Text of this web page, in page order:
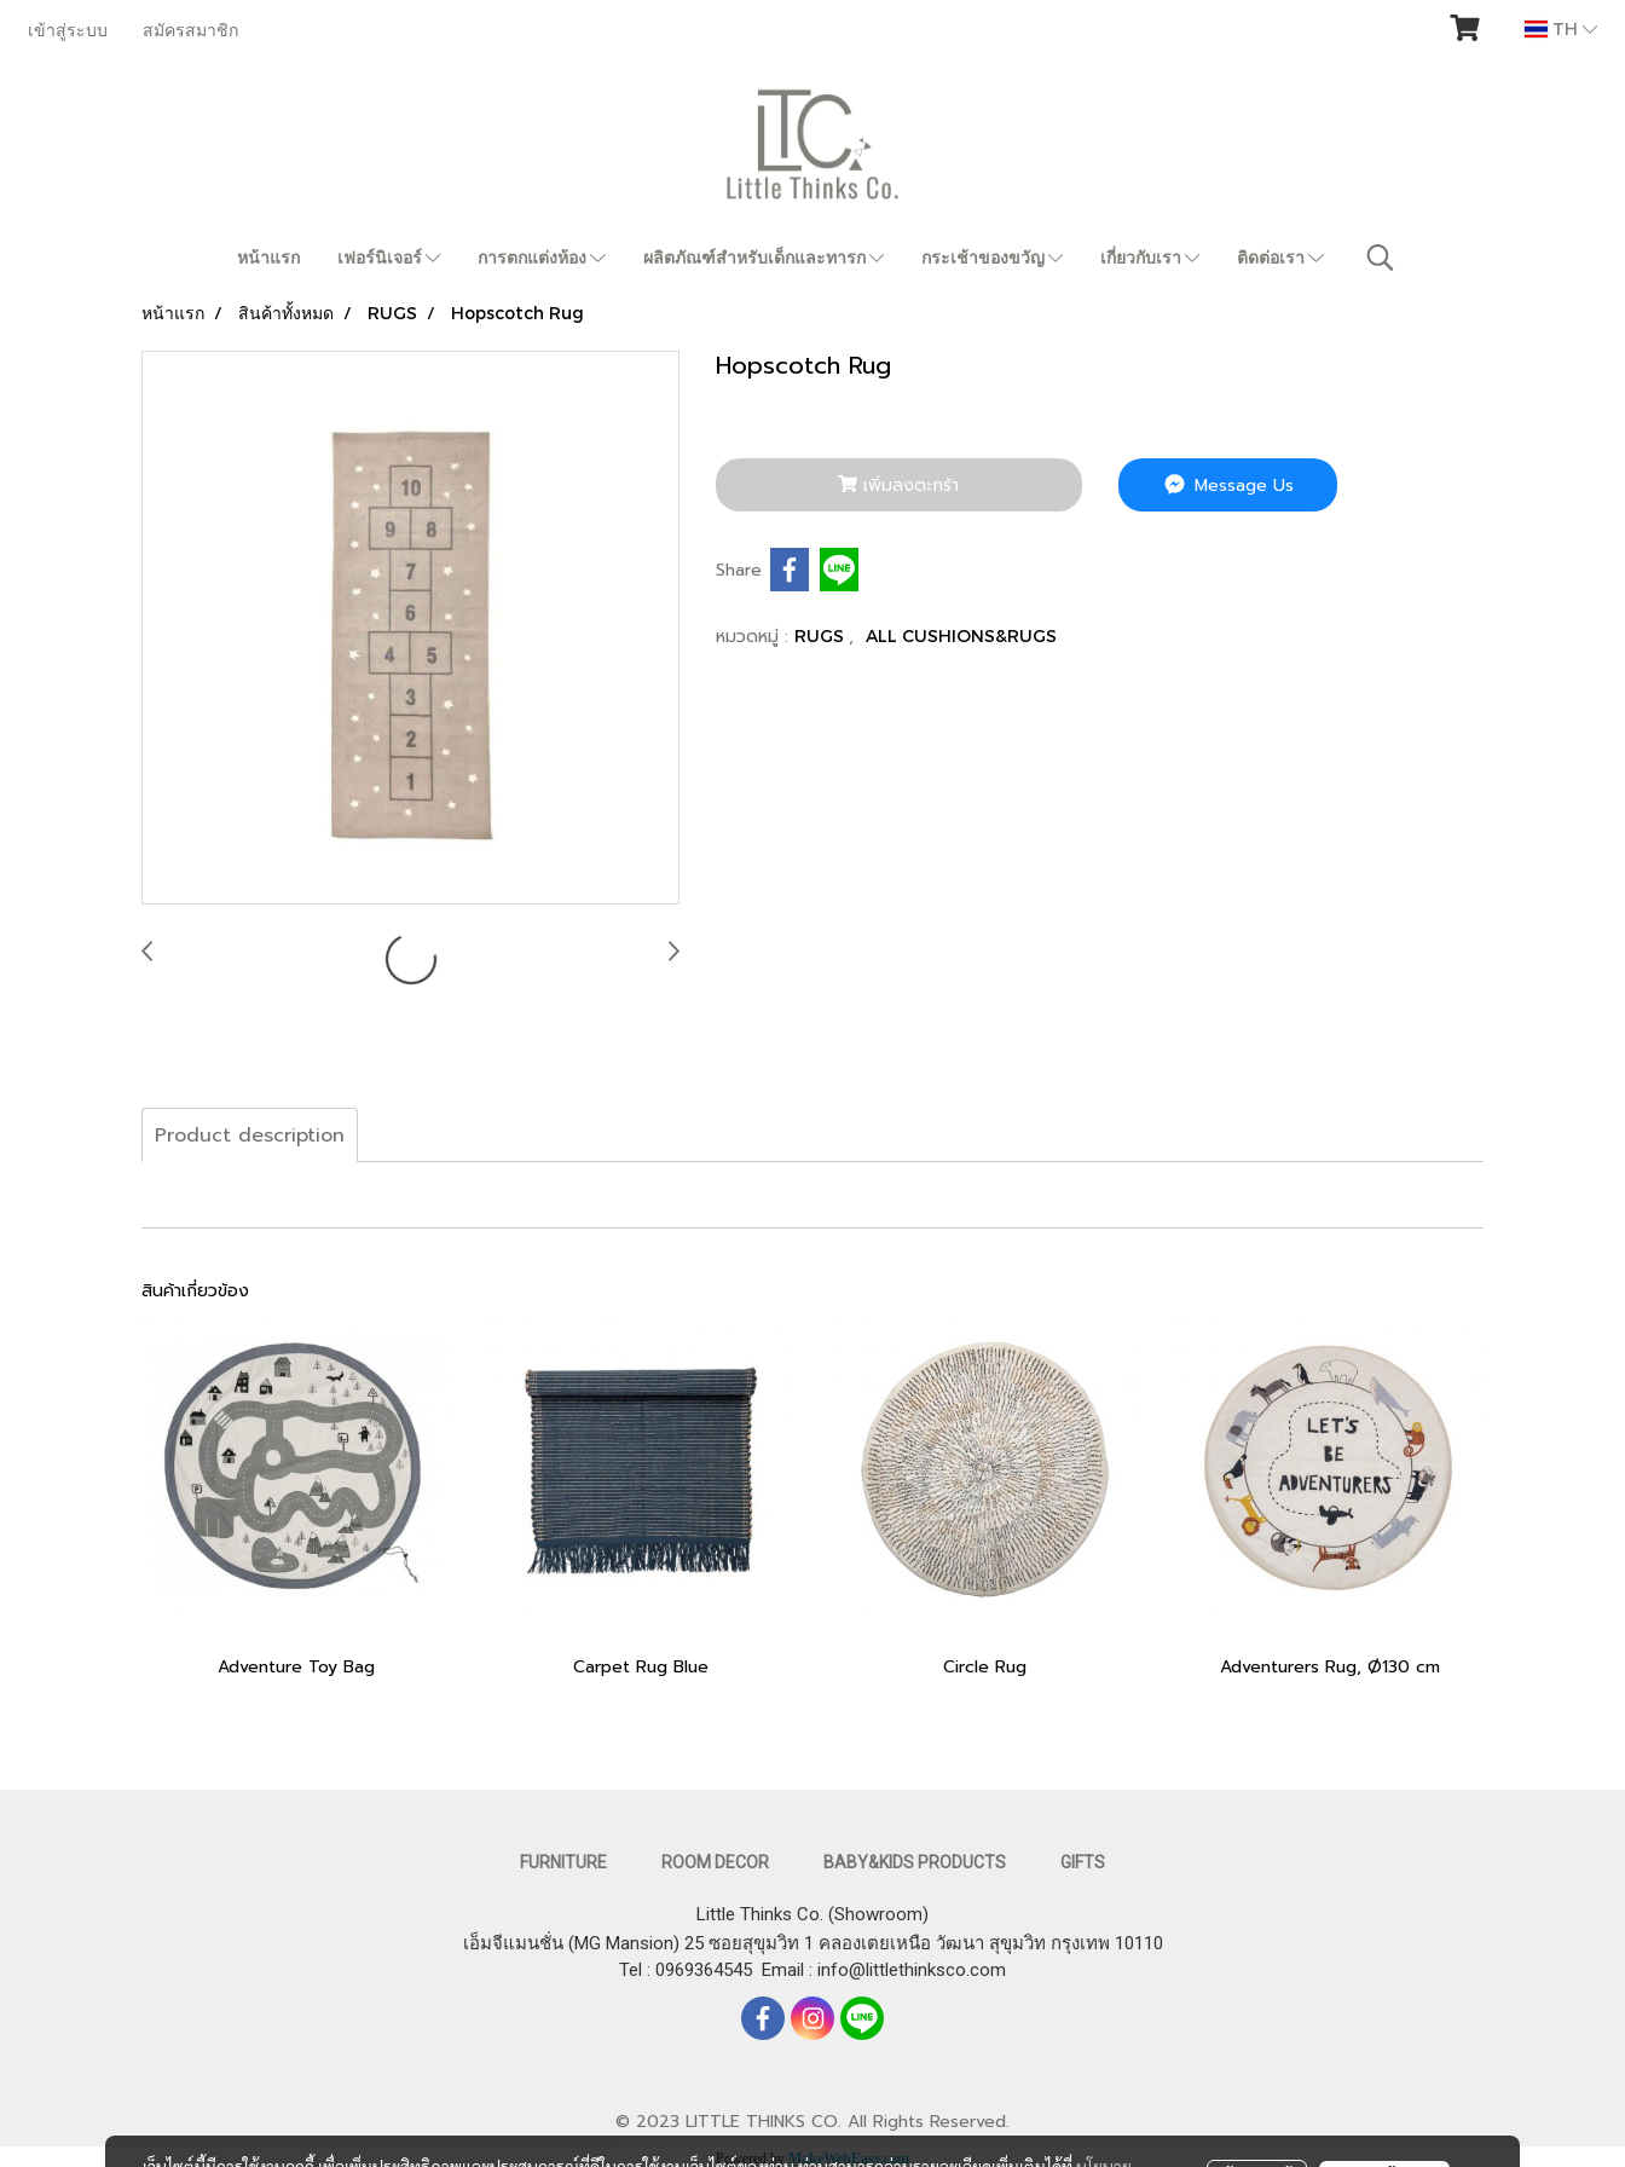
เข้าสู่ระบบ สมัครสมาชิก TH
หน้าแรก เฟอร์นิเจอร์ การตกแต่งห้อง ผลิตภัณฑ์สำหรับเด็กและทารก กระเช้าของขวัญ เกี่ยวกับเรา ติดต่อเรา
หน้าแรก สินค้าทั้งหมด RUGS Hopscotch Rug
Hopscotch Rug
เพิ่มลงตะกร้า Message Us
Share
หมวดหมู่ : RUGS , ALL CUSHIONS&RUGS
Product description
สินค้าเกี่ยวข้อง
Adventure Toy Bag Carpet Rug Blue Circle Rug Adventurers Rug, Ø130 cm
FURNITURE ROOM DECOR BABY&KIDS PRODUCTS GIFTS
Little Thinks Co. (Showroom)
เอ็มจีแมนชั่น (MG Mansion) 25 ซอยสุขุมวิท 1 คลองเตยเหนือ วัฒนา สุขุมวิท กรุงเทพ 10110
Tel : 0969364545 Email : info@littlethinksco.com
© 2023 LITTLE THINKS CO. All Rights Reserved.
Powered by MakeWebEasy.com